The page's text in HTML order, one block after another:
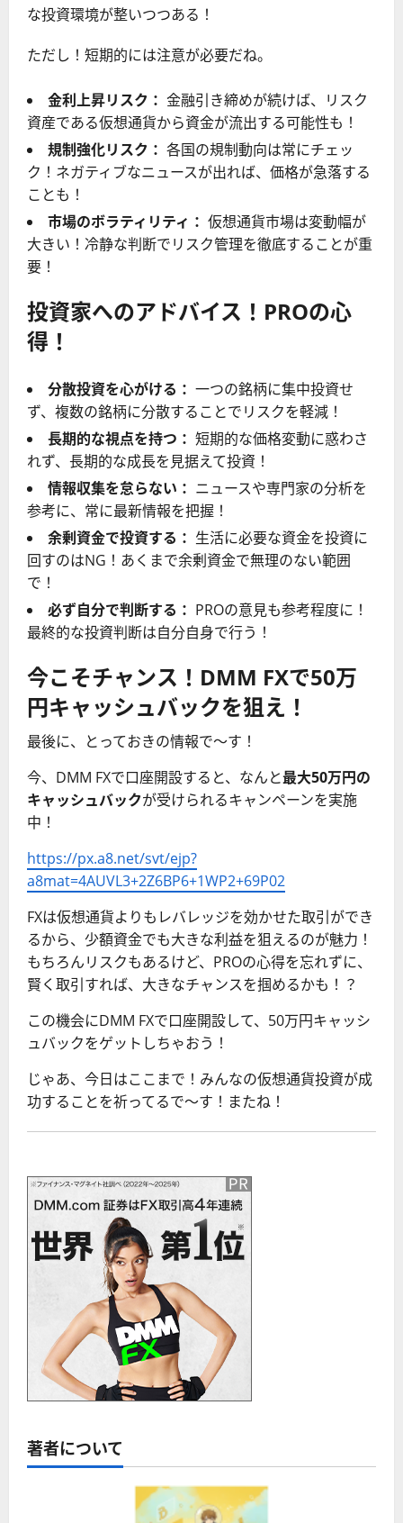
な投資環境が整いつつある！
ただし！短期的には注意が必要だね。
金利上昇リスク： 金融引き締めが続けば、リスク
資産である仮想通貨から資金が流出する可能性も！
規制強化リスク： 各国の規制動向は常にチェッ
ク！ネガティブなニュースが出れば、価格が急落する
ことも！
市場のボラティリティ： 仮想通貨市場は変動幅が
大きい！冷静な判断でリスク管理を徹底することが重
要！
投資家へのアドバイス！PROの心
得！
分散投資を心がける： 一つの銘柄に集中投資せ
ず、複数の銘柄に分散することでリスクを軽減！
長期的な視点を持つ： 短期的な価格変動に惑わさ
れず、長期的な成長を見据えて投資！
情報収集を怠らない： ニュースや専門家の分析を
参考に、常に最新情報を把握！
余剰資金で投資する： 生活に必要な資金を投資に
回すのはNG！あくまで余剰資金で無理のない範囲
で！
必ず自分で判断する： PROの意見も参考程度に！
最終的な投資判断は自分自身で行う！
今こそチャンス！DMM FXで50万
円キャッシュバックを狙え！
最後に、とっておきの情報で〜す！
今、DMM FXで口座開設すると、なんと最大50万円の
キャッシュバックが受けられるキャンペーンを実施
中！
https://px.a8.net/svt/ejp?
a8mat=4AUVL3+2Z6BP6+1WP2+69P02
FXは仮想通貨よりもレバレッジを効かせた取引ができ
るから、少額資金でも大きな利益を狙えるのが魅力！
もちろんリスクもあるけど、PROの心得を忘れずに、
賢く取引すれば、大きなチャンスを掴めるかも！？
この機会にDMM FXで口座開設して、50万円キャッシ
ュバックをゲットしちゃおう！
じゃあ、今日はここまで！みんなの仮想通貨投資が成
功することを祈ってるで〜す！またね！
著者について